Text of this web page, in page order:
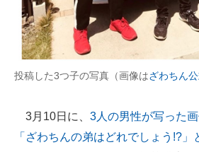
マーケ×ITの今がよく分かる
ITエンジニア向け専門サイト
企業向けIT製品の総合サイト
IT製品の技術・比較・事例
製造業のIT導入・活用を支援
投稿した3つ子の写真（画像はざわちん
3月10日に、 3人の男性が写った
「ざわちんの弟はどれでしょう!?」